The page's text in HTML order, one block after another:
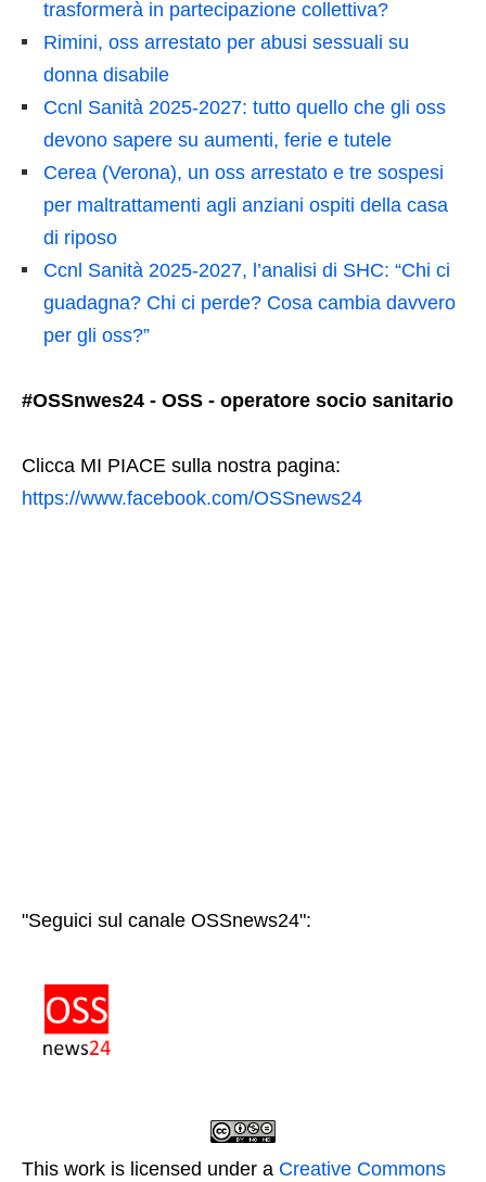
trasformerà in partecipazione collettiva?
Rimini, oss arrestato per abusi sessuali su
donna disabile
Ccnl Sanità 2025-2027: tutto quello che gli oss
devono sapere su aumenti, ferie e tutele
Cerea (Verona), un oss arrestato e tre sospesi
per maltrattamenti agli anziani ospiti della casa
di riposo
Ccnl Sanità 2025-2027, l’analisi di SHC: “Chi ci
guadagna? Chi ci perde? Cosa cambia davvero
per gli oss?”
#OSSnwes24 - OSS - operatore socio sanitario
Clicca MI PIACE sulla nostra pagina:
https://www.facebook.com/OSSnews24
"Seguici sul canale OSSnews24":
This work is licensed under a Creative Commons